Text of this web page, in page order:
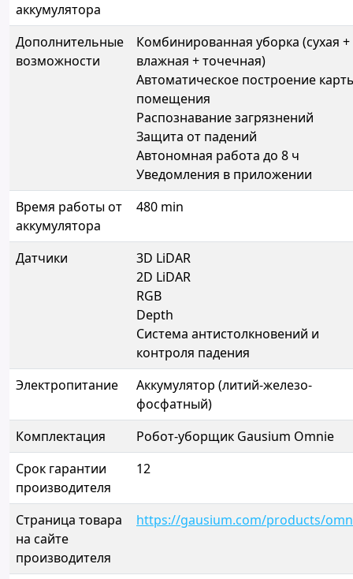
аккумулятора
Дополнительные
возможности
Комбинированная уборка (сухая +
влажная + точечная)
Автоматическое построение
помещения
Распознавание загрязнений
Защита от падений
Автономная работа до 8 ч
Уведомления в приложении
Время работы от
аккумулятора
480 min
Датчики
3D LiDAR
2D LiDAR
RGB
Depth
Система антистолкновений и
контроля падения
Электропитание
Аккумулятор (литий-железо-
фосфатный)
Комплектация
Робот-уборщик Gausium Omnie
Срок гарантии
производителя
12
Страница товара
на сайте
производителя
https://gausium.com/products/